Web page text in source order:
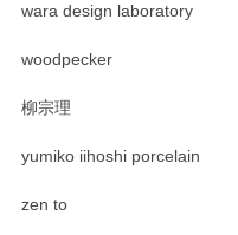
wara design laboratory
woodpecker
柳宗理
yumiko iihoshi porcelain
zen to